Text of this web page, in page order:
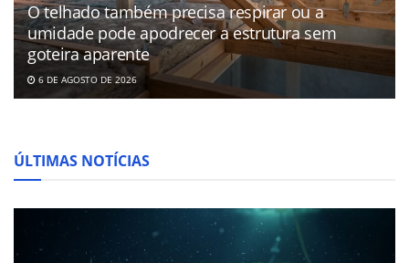
O telhado também precisa respirar ou a
umidade pode apodrecer a estrutura sem
goteira aparente
6 DE AGOSTO DE 2026
ÚLTIMAS NOTÍCIAS